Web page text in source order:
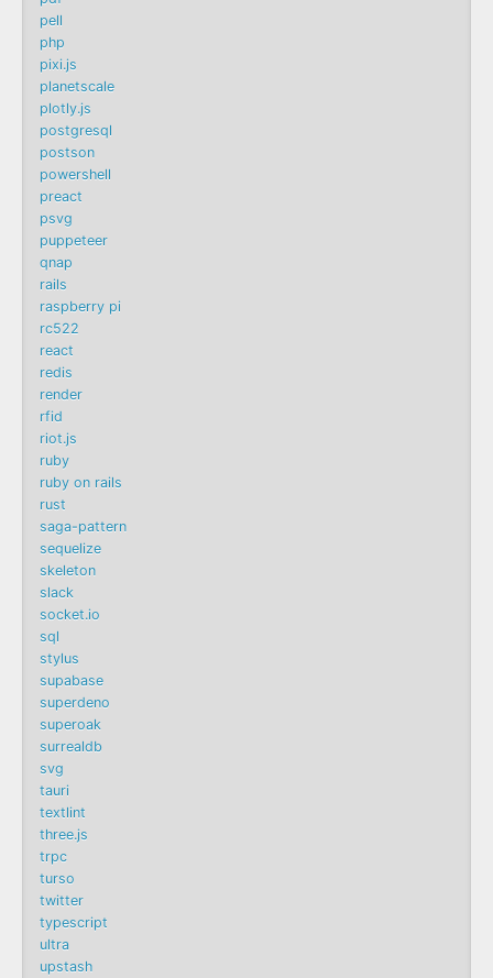
pell
php
pixi.js
planetscale
plotly.js
postgresql
postson
powershell
preact
psvg
puppeteer
qnap
rails
raspberry pi
rc522
react
redis
render
rfid
riot.js
ruby
ruby on rails
rust
saga-pattern
sequelize
skeleton
slack
socket.io
sql
stylus
supabase
superdeno
superoak
surrealdb
svg
tauri
textlint
three.js
trpc
turso
twitter
typescript
ultra
upstash